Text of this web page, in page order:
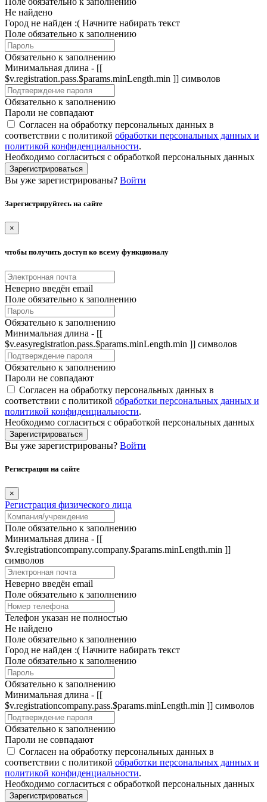
Не найдено
Город не найден :( Начните набирать текст
Поле обязательно к заполнению
Обязательно к заполнению
Минимальная длина - [[
$v.registration.pass.$params.minLength.min ]] символов
Обязательно к заполнению
Пароли не совпадают
Согласен на обработку персональных данных в
соответствии с политикой обработки персональных данных и
политикой конфиденциальности.
Необходимо согласиться с обработкой персональных данных
Зарегистрироваться
Вы уже зарегистрированы? Войти
Зарегистрируйтесь на сайте
×
чтобы получить доступ ко всему функционалу
Неверно введён email
Поле обязательно к заполнению
Обязательно к заполнению
Минимальная длина - [[
$v.easyregistration.pass.$params.minLength.min ]] символов
Обязательно к заполнению
Пароли не совпадают
Согласен на обработку персональных данных в
соответствии с политикой обработки персональных данных и
политикой конфиденциальности.
Необходимо согласиться с обработкой персональных данных
Зарегистрироваться
Вы уже зарегистрированы? Войти
Регистрация на сайте
×
Регистрация физического лица
Поле обязательно к заполнению
Минимальная длина - [[
$v.registrationcompany.company.$params.minLength.min ]]
символов
Неверно введён email
Поле обязательно к заполнению
Телефон указан не полностью
Не найдено
Поле обязательно к заполнению
Город не найден :( Начните набирать текст
Поле обязательно к заполнению
Обязательно к заполнению
Минимальная длина - [[
$v.registrationcompany.pass.$params.minLength.min ]] символов
Обязательно к заполнению
Пароли не совпадают
Согласен на обработку персональных данных в
соответствии с политикой обработки персональных данных и
политикой конфиденциальности.
Необходимо согласиться с обработкой персональных данных
Зарегистрироваться